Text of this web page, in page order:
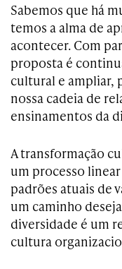
Sabemos que há
temos a alma de
acontecer. Com
proposta é
cultural e ampliar,
nossa cadeia de
ensinamentos da
A transformação
um processo
padrões atuais de
um caminho
diversidade é um
cultura